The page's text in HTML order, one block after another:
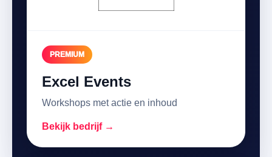
PREMIUM
Excel Events
Workshops met actie en inhoud
Bekijk bedrijf →